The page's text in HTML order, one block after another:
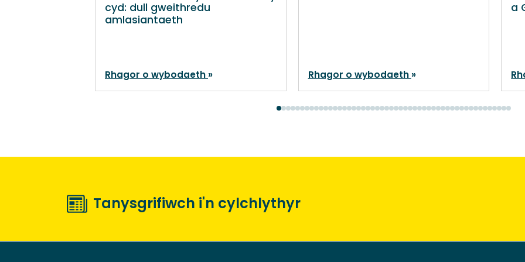
cyd: dull gweithredu
amlasiantaeth
Rhagor o wybodaeth Rhagor o wybodaeth
a
Tanysgrifiwch i'n cylchlythyr